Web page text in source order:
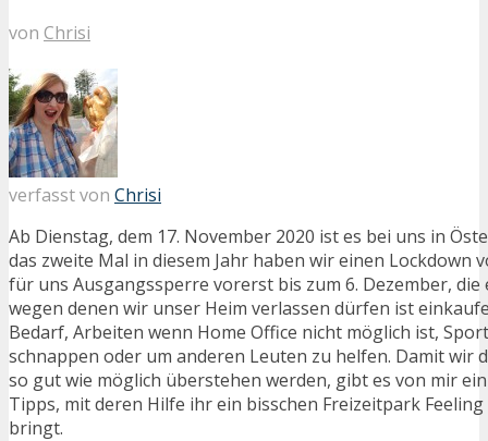
von Chrisi
verfasst von Chrisi
Ab Dienstag, dem 17. November 2020 ist es bei uns in
das zweite Mal in diesem Jahr haben wir einen Lockdown
für uns Ausgangssperre vorerst bis zum 6. Dezember, die
wegen denen wir unser Heim verlassen dürfen ist
Bedarf, Arbeiten wenn Home Office nicht möglich ist,
schnappen oder um anderen Leuten zu helfen. Damit wir
so gut wie möglich überstehen werden, gibt es von mir
Tipps, mit deren Hilfe ihr ein bisschen Freizeitpark
bringt.